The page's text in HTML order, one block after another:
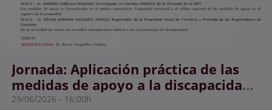
Jornada: Aplicación práctica de las
medidas de apoyo a la discapacidad
y su incidencia registral
29/06/2026 16:00h